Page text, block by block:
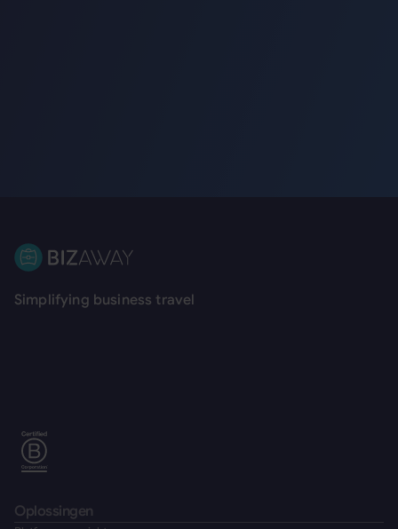
Simplifying business travel
Oplossingen